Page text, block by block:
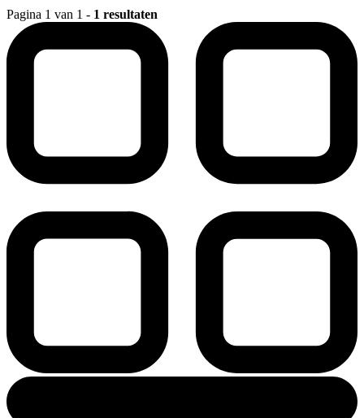
Pagina 1 van 1 - 1 resultaten